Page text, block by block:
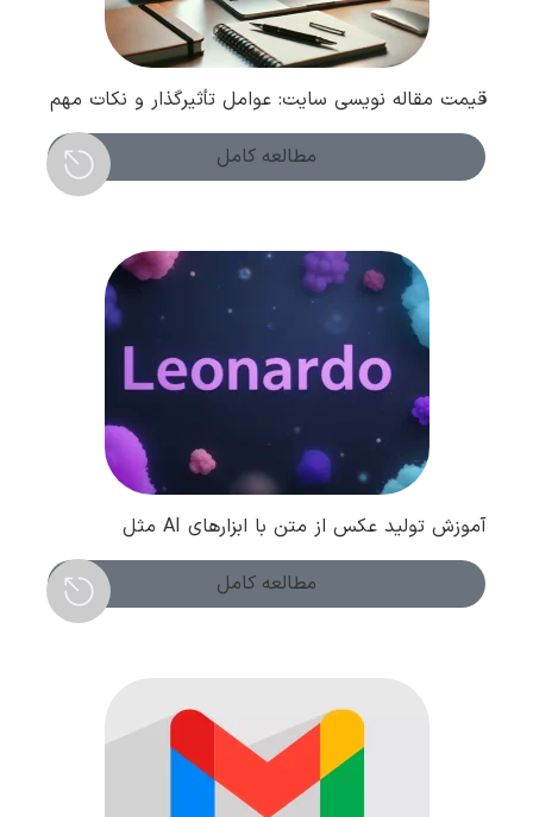
قیمت مقاله نویسی سایت: عوامل تأثیرگذار و نکات مهم
مطالعه کامل
آموزش تولید عکس از متن با ابزارهای AI مثل
Leonardo
مطالعه کامل